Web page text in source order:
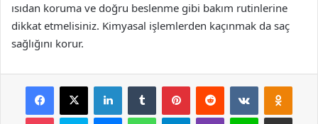
ısıdan koruma ve doğru beslenme gibi bakım rutinlerine
dikkat etmelisiniz. Kimyasal işlemlerden kaçınmak da saç
sağlığını korur.
Facebook
X LinkedInTumblr PinterestReddit VKontakte
Pocket Skype MessengerWhatsAppTelegramViber Line E-Posta ile